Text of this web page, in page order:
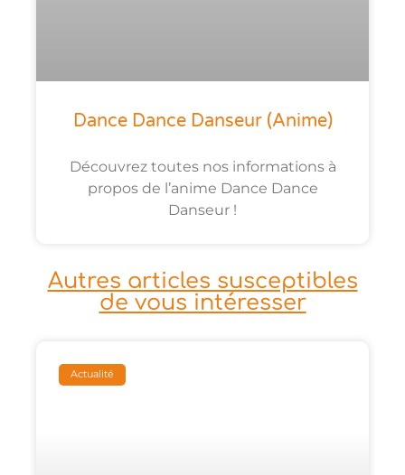
Dance Dance Danseur (anime)
Découvrez toutes nos informations à
propos de l’anime Dance Dance
Danseur !
Autres articles susceptibles
de vous intéresser
Actualité